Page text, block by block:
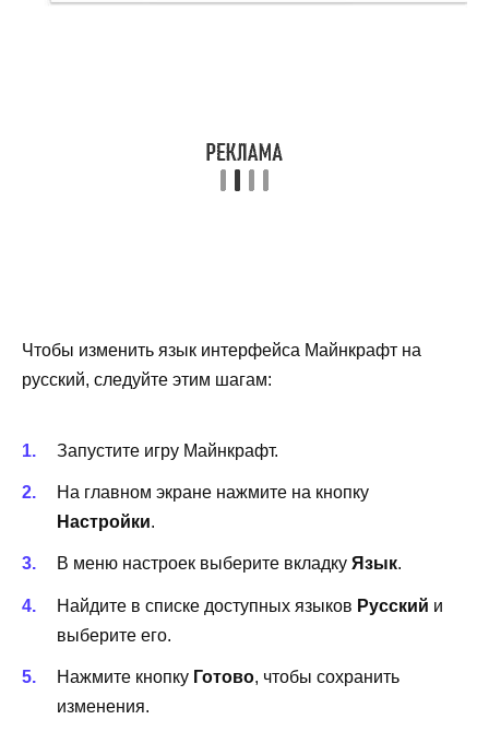
Чтобы изменить язык интерфейса Майнкрафт на
русский, следуйте этим шагам:
Запустите игру Майнкрафт.
На главном экране нажмите на кнопку
Настройки.
В меню настроек выберите вкладку Язык.
Найдите в списке доступных языков Русский и
выберите его.
Нажмите кнопку Готово, чтобы сохранить
изменения.